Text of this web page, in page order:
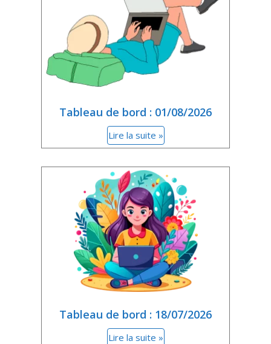
Tableau de bord : 01/08/2026
Lire la suite »
Tableau de bord : 18/07/2026
Lire la suite »